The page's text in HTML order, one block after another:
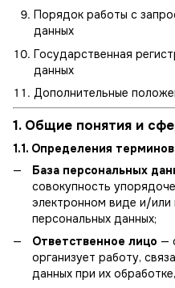
Порядок работы с
данных
Государственная
данных
Дополнительные
1. Общие понятия и
1.1. Определения
База персональных
совокупность
электронном виде и/или
персональных данных;
Ответственное лицо —
организует работу,
данных при их